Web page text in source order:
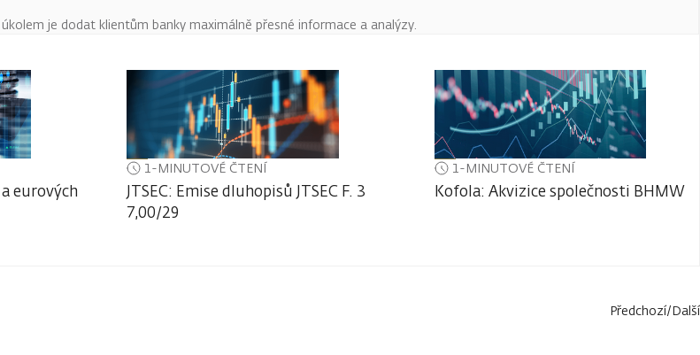
je dodat klientům banky maximálně přesné informace a analýzy.
eurových
1-MINUTOVÉ ČTENÍ
JTSEC: Emise dluhopisů JTSEC F. 3
7,00/29
1-MINUTOVÉ ČTENÍ
Kofola: Akvizice společnosti BHMW
Předchozí/Další